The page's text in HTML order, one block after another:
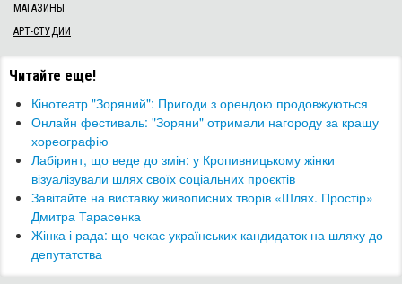
МАГАЗИНЫ
АРТ-СТУДИИ
Читайте еще!
Кінотеатр "Зоряний": Пригоди з орендою продовжуються
Онлайн фестиваль: "Зоряни" отримали нагороду за кращу
хореографію
Лабіринт, що веде до змін: у Кропивницькому жінки
візуалізували шлях своїх соціальних проєктів
​Завітайте на виставку живописних творів «Шлях. Простір»
Дмитра Тарасенка
​Жінка і рада: що чекає українських кандидаток на шляху до
депутатства